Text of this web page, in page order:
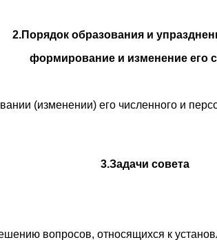
2.Порядок образования и
формирование и изменение его
(изменении) его численного и
3.Задачи совета
вопросов, относящихся к